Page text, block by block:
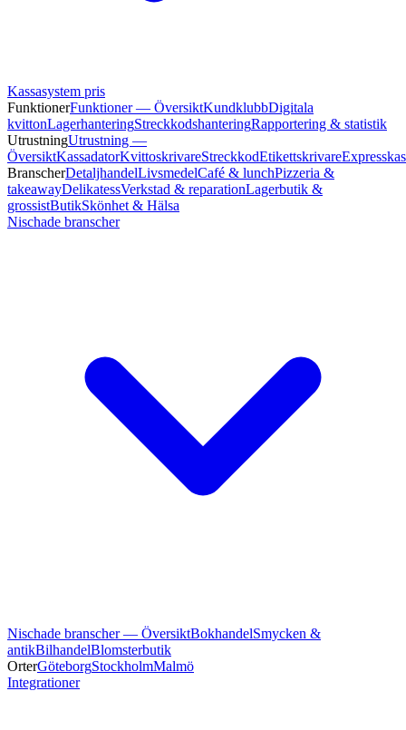
Kassasystem pris
FunktionerFunktioner — ÖversiktKundklubbDigitala
kvittonLagerhanteringStreckkodshanteringRapportering & statistik
UtrustningUtrustning —
ÖversiktKassadatorKvittoskrivareStreckkodEtikettskrivare
BranscherDetaljhandelLivsmedelCafé & lunchPizzeria &
takeawayDelikatessVerkstad & reparationLagerbutik &
grossistButikSkönhet & Hälsa
Nischade branscher
Nischade branscher — ÖversiktBokhandelSmycken &
antikBilhandelBlomsterbutik
OrterGöteborgStockholmMalmö
Integrationer